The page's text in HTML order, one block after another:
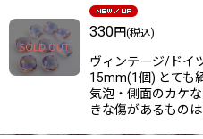
330円(税込)
ヴィンテージ/ドイ
15mm(1個) とても
気泡・側面のカケ
きな傷があるもの